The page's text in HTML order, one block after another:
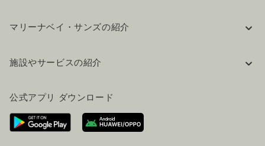
マリーナベイ・サンズの紹介
採用情報
お問い合わせ
施設やサービスの紹介
ご来場にあたって
ホテルへのアクセス
ビジター向けサービス
公式アプリ ダウンロード